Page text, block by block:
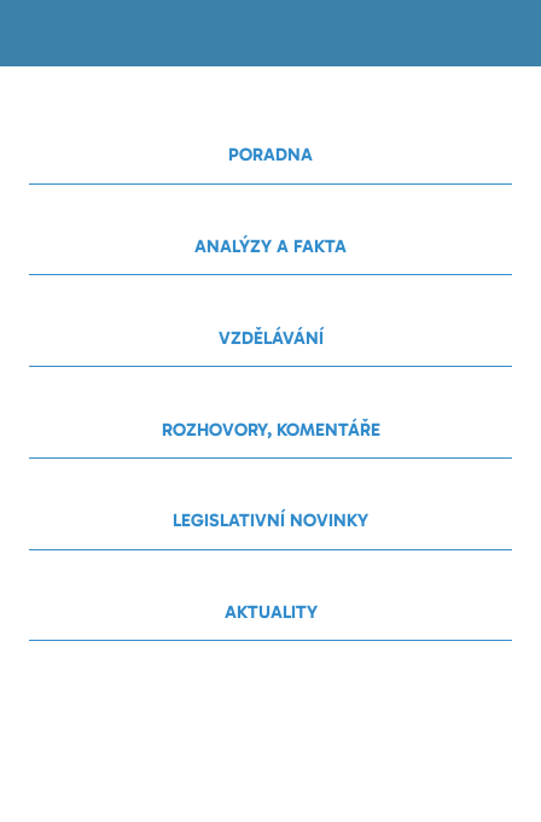
PORADNA
ANALÝZY A FAKTA
VZDĚLÁVÁNÍ
ROZHOVORY, KOMENTÁŘE
LEGISLATIVNÍ NOVINKY
AKTUALITY